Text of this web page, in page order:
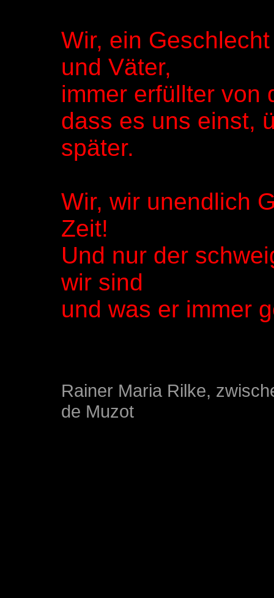
Wir, ein
und Väter,
immer erfüllter von
dass es uns einst,
später.
Wir, wir unendlich
Zeit!
Und nur der
wir sind
und was er immer
Rainer Maria Rilke,
de Muzot